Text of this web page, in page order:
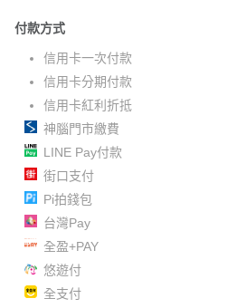
付款方式
信用卡一次付款
信用卡分期付款
信用卡紅利折抵
神腦門市繳費
LINE Pay付款
街口支付
Pi拍錢包
台灣Pay
全盈+PAY
悠遊付
全支付